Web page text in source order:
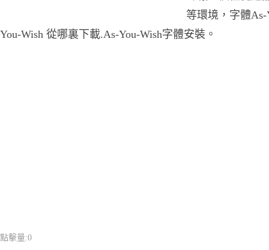
等環境，字體
You-Wish 從哪裏下載.As-You-Wish字體安裝。
點擊量:0